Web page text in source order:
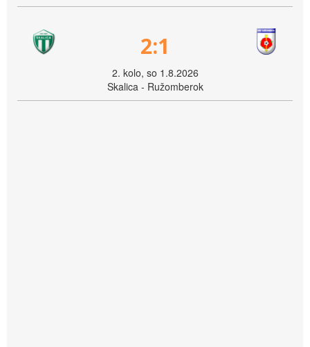
2:1
2. kolo, so 1.8.2026
Skalica - Ružomberok